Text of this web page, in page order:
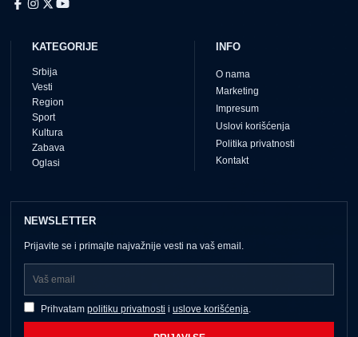
KATEGORIJE
Srbija
Vesti
Region
Sport
Kultura
Zabava
Oglasi
INFO
O nama
Marketing
Impresum
Uslovi korišćenja
Politika privatnosti
Kontakt
NEWSLETTER
Prijavite se i primajte najvažnije vesti na vaš email.
Prihvatam politiku privatnosti i uslove korišćenja.